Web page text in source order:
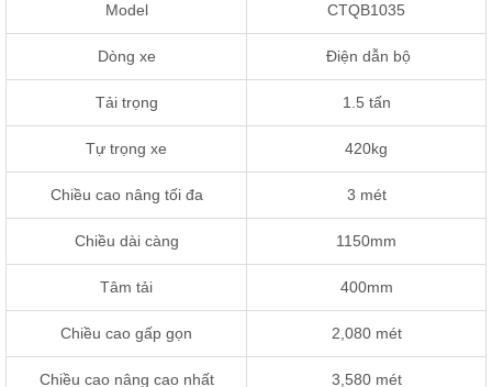
Model CTQB1035
Dòng xe Điện dẫn bộ
Tải trọng 1.5 tấn
Tự trọng xe 420kg
Chiều cao nâng tối đa 3 mét
Chiều dài càng 1150mm
Tâm tải 400mm
Chiều cao gấp gọn 2,080 mét
Chiều cao nâng cao nhất 3,580 mét